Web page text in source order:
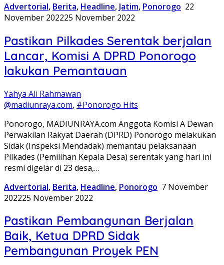
Advertorial, Berita, Headline, Jatim, Ponorogo 22
November 202225 November 2022
Pastikan Pilkades Serentak berjalan
Lancar, Komisi A DPRD Ponorogo
lakukan Pemantauan
Yahya Ali Rahmawan
@madiunraya.com, #Ponorogo Hits
Ponorogo, MADIUNRAYA.com Anggota Komisi A Dewan
Perwakilan Rakyat Daerah (DPRD) Ponorogo melakukan
Sidak (Inspeksi Mendadak) memantau pelaksanaan
Pilkades (Pemilihan Kepala Desa) serentak yang hari ini
resmi digelar di 23 desa,…
Advertorial, Berita, Headline, Ponorogo 7 November
202225 November 2022
Pastikan Pembangunan Berjalan
Baik, Ketua DPRD Sidak
Pembangunan Proyek PEN